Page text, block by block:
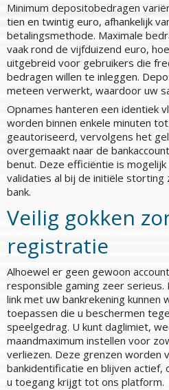
Minimum depositobedragen
tien en twintig euro, afhankelijk
betalingsmethode. Maximale
vaak rond de vijfduizend euro,
uitgebreid voor gebruikers die
bedragen willen te inleggen.
meteen verwerkt, waardoor uw
Opnames hanteren een identiek
worden binnen enkele minuten
geautoriseerd, vervolgens het
overgemaakt naar de
benut. Deze efficiëntie is
validaties al bij de initiële
bank.
Veilig gokken
registratie
Alhoewel er geen gewoon
responsible gaming zeer
link met uw bankrekening kunnen
toepassen die u beschermen
speelgedrag. U kunt daglimiet,
maandmaximum instellen voor
verliezen. Deze grenzen worden
bankidentificatie en blijven actief,
u toegang krijgt tot ons platform.